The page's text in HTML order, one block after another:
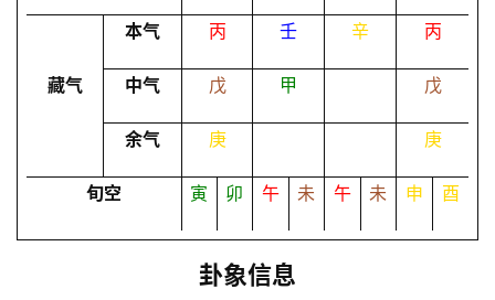
梦
本气 丙 壬 辛 丙
藏气 中气 戊 甲 戊
余气 庚 庚
旬空 寅 卯 午 未 午 未 申 酉
卦象信息